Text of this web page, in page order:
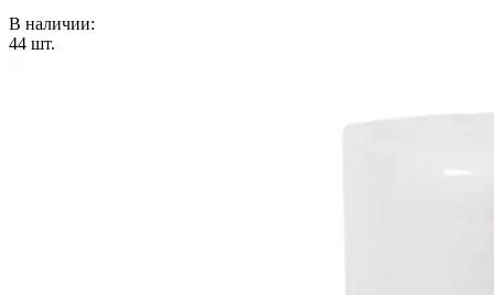
В наличии:
44 шт.